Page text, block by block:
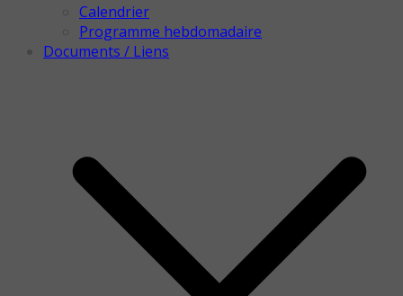
Calendrier
Programme hebdomadaire
Documents / Liens